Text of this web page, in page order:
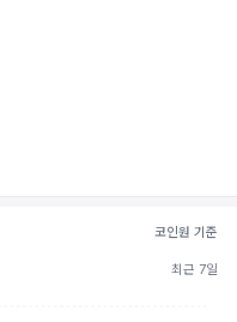
코인원 기준
최근 7일